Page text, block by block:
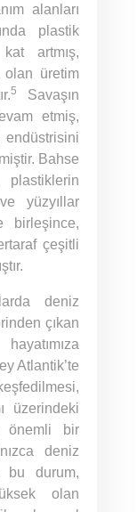
alanları
plastik
artmış,
olan üretim
5
Savaşın
etmiş,
endüstrisini
Bahse
yüzyıllar
birleşince,
çeşitli
deniz
çıkan
Atlantik’te
üzerindeki
önemli bir
deniz
bu durum,
olan